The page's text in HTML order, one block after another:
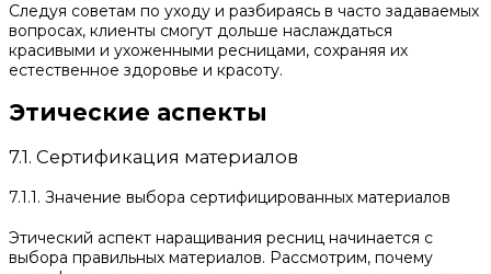
Следуя советам по уходу и разбираясь в часто задаваемых
вопросах, клиенты смогут дольше наслаждаться
красивыми и ухоженными ресницами, сохраняя их
естественное здоровье и красоту.
Этические аспекты
7.1. Сертификация материалов
7.1.1. Значение выбора сертифицированных материалов
Этический аспект наращивания ресниц начинается с
выбора правильных материалов. Рассмотрим, почему